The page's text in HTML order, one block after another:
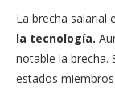
La brecha salarial
la tecnología.
notable la brecha.
estados miembros.